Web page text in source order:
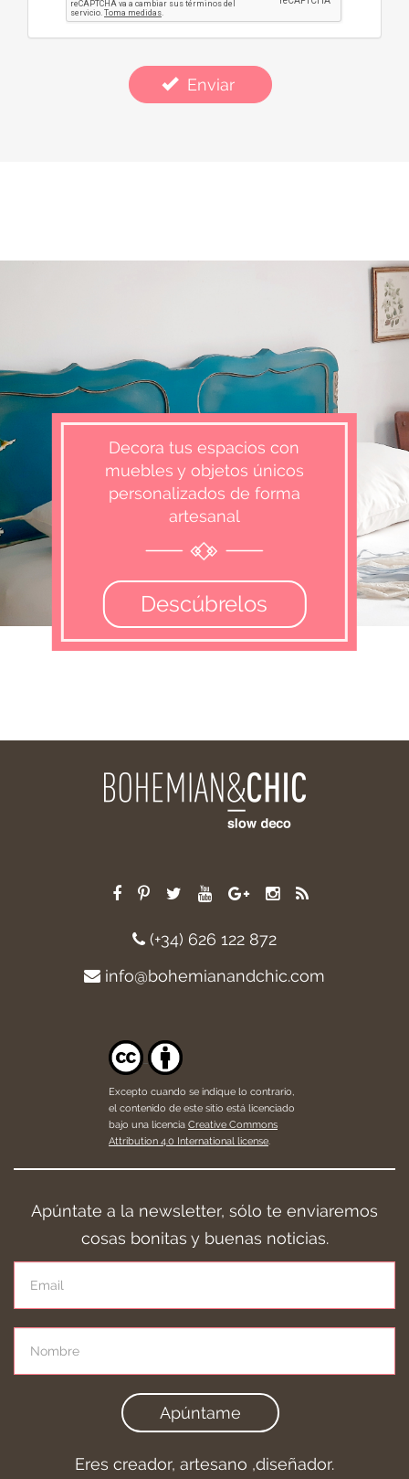
Enviar
Decora tus espacios con
muebles y objetos únicos
personalizados de forma
artesanal
Descúbrelos
(+34) 626 122 872
info@bohemianandchic.com
Excepto cuando se indique lo contrario,
el contenido de este sitio está licenciado
bajo una licencia Creative Commons
Attribution 4.0 International license.
Apúntate a la newsletter, sólo te enviaremos
cosas bonitas y buenas noticias.
Apúntame
Eres creador, artesano ,diseñador.